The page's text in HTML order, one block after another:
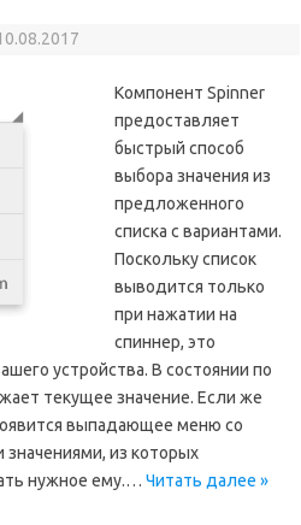
Компонент Spinner
предоставляет
быстрый способ
выбора значения из
предложенного
списка с вариантами.
Поскольку список
выводится только
при нажатии на
спиннер, это
устройства. В состоянии по
текущее значение. Если же
выпадающее меню со
из которых
нужное ему.… Читать далее »